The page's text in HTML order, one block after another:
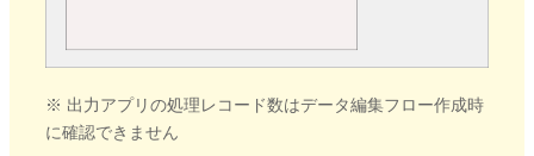
※ 出力アプリの処理レコード数はデータ編集フロー作成時
に確認できません